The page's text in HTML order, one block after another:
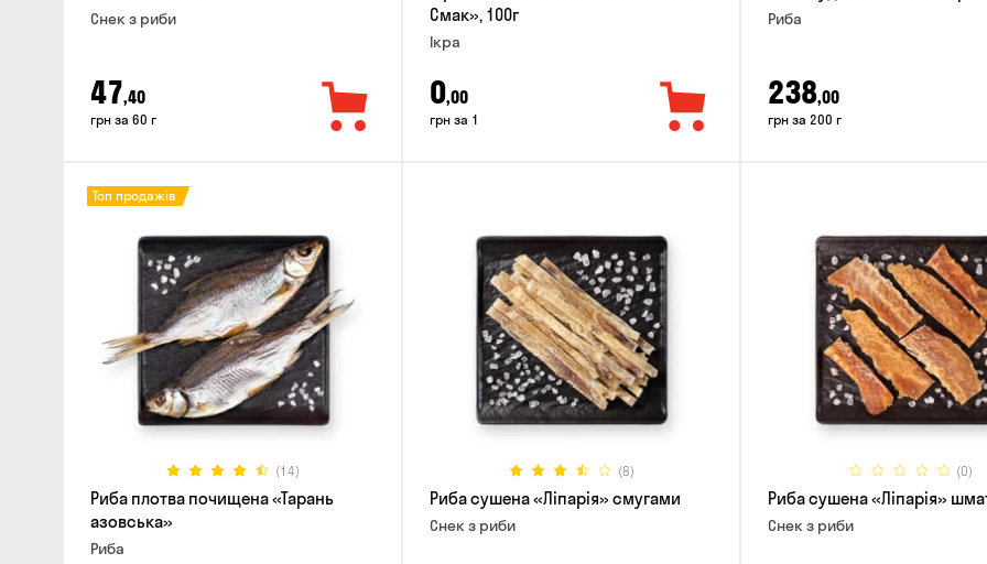
Снек з риби
47,40
грн за 60 г
Смак», 100г
Ікра
0,00
грн за 1
Риба
238,00
грн за 200 г
(14)
Топ продажів
Риба плотва почищена «Тарань
азовська»
Риба
(8)
Риба сушена «Ліпарія» смугами
Снек з риби
(0)
Риба сушена «Ліпарія»
Снек з риби